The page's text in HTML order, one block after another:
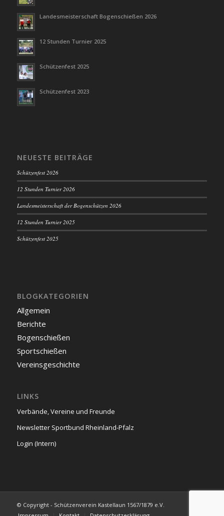
Landesmeisterschaft Bogenschießen 2026
12 Stunden Turnier 2025
Schützenfest 2025
Schützenfest 2023
NEUESTE BEITRÄGE
Schützenfest 2026
12 Stunden Turnier 2026
Landesmeisterschaft der Bogenschützen 2026
12 Stunden Turnier 2025
Schützenfest 2025
BLOGKATEGORIEN
Allgemein
Berichte
Bogenschießen
Sportschießen
Vereinsgeschichte
LINKS
Verbände, Vereine und Freunde
Newsletter Sportbund Rheinland-Pfalz
Login (Intern)
© Copyright - Schützenverein Kastellaun 1567/1879 e.V.